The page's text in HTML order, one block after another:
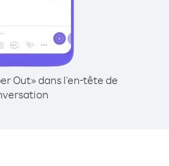
Out» dans l'en-tête de